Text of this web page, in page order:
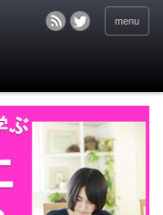
menu